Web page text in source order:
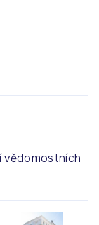
vědomostních